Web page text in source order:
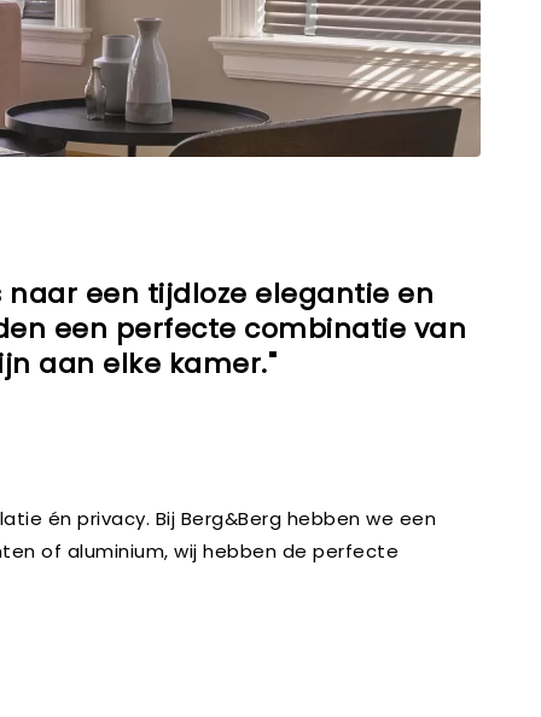
een tijdloze elegantie en
een perfecte combinatie van
aan elke kamer."
én privacy. Bij Berg&Berg hebben we een
of aluminium, wij hebben de perfecte